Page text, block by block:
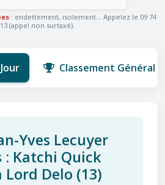
: endettement, isolement... Appelez le 09 74
(appel non surtaxé).
Classement Général
Yves Lecuyer
: Katchi Quick
Lord Delo (13)